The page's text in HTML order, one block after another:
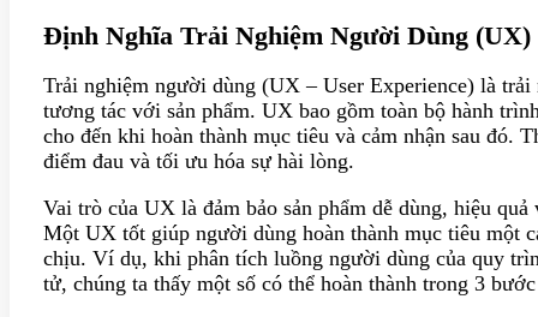
Định Nghĩa Trải Nghiệm Người Dùng (UX)
Trải nghiệm người dùng (UX – User Experience) là
tương tác với sản phẩm. UX bao gồm toàn bộ hành
cho đến khi hoàn thành mục tiêu và cảm nhận sau đó.
điểm đau và tối ưu hóa sự hài lòng.
Vai trò của UX là đảm bảo sản phẩm dễ dùng, hiệu
Một UX tốt giúp người dùng hoàn thành mục tiêu một
chịu. Ví dụ, khi phân tích luồng người dùng của quy
tử, chúng ta thấy một số có thể hoàn thành trong 3